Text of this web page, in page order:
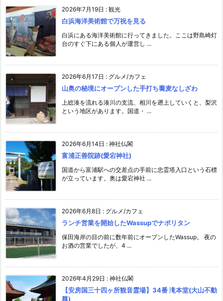
2026年7月19日 : 観光
白浜海洋美術館で万祝を見る
白浜にある海洋美術館に行ってきました。ここは野島崎灯
台のすぐ下にある個人が運営し ...
2026年6月17日 : グルメ/カフェ
山奥の秘境にオープンした手打ち蕎麦なしざわ
上総湊を流れる湊川の支流、相川を遡上していくと、梨沢
という地区があります。国道・ ...
2026年6月14日 : 神社仏閣
富浦正善院跡(愛宕神社)
国道から富浦駅への交差点の手前に忠霊塔入口という石標
が立っています。奥は愛宕神社 ...
2026年6月8日 : グルメ/カフェ
ランチ営業を開始したWassupでナポリタン
保田海岸の目の前に数年前にオープンしたWassup。 夜の
お酒の営業でしたが、4 ...
2026年4月29日 : 神社仏閣
【安房国三十四ヶ所観音霊場】34番 滝本堂(大山不動
尊)